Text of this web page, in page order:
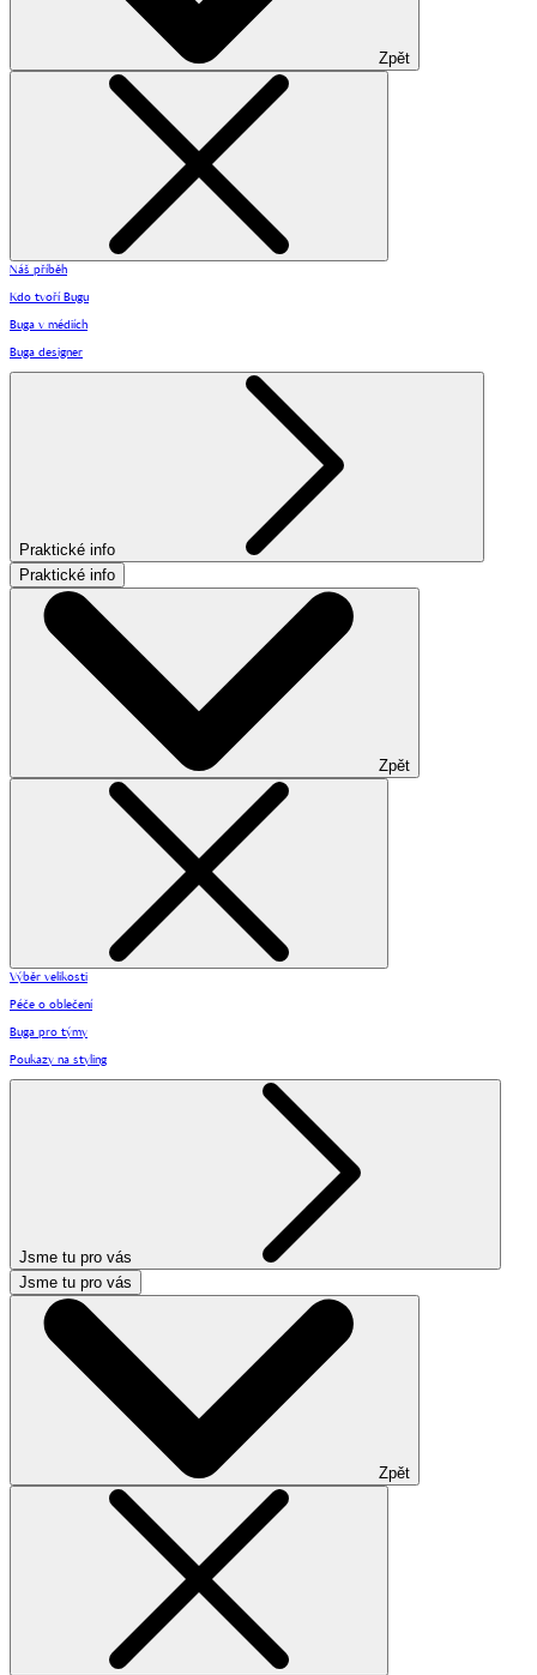
Zpět
Náš příběh
Kdo tvoří Bugu
Buga v médiích
Buga designer
Praktické info
Praktické info
Zpět
Výběr velikosti
Péče o oblečení
Buga pro týmy
Poukazy na styling
Jsme tu pro vás
Jsme tu pro vás
Zpět